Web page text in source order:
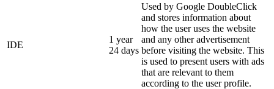
IDE
1 year
24 days
Used by Google DoubleClick
and stores information about
how the user uses the website
and any other advertisement
before visiting the website. This
is used to present users with ads
that are relevant to them
according to the user profile.